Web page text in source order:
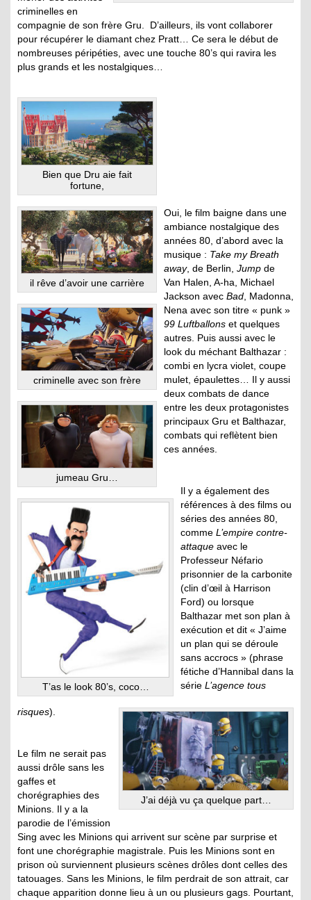
criminelles en
compagnie de son frère Gru. D’ailleurs, ils vont collaborer
pour récupérer le diamant chez Pratt… Ce sera le début de
nombreuses péripéties, avec une touche 80’s qui ravira les
plus grands et les nostalgiques…
Bien que Dru aie fait
fortune,
il rêve d’avoir une carrière
criminelle avec son frère
jumeau Gru…
T’as le look 80’s, coco…
Oui, le film baigne dans une
ambiance nostalgique des
années 80, d’abord avec la
musique : Take my Breath
away, de Berlin, Jump de
Van Halen, A-ha, Michael
Jackson avec Bad, Madonna,
Nena avec son titre « punk »
99 Luftballons et quelques
autres. Puis aussi avec le
look du méchant Balthazar :
combi en lycra violet, coupe
mulet, épaulettes… Il y aussi
deux combats de dance
entre les deux protagonistes
principaux Gru et Balthazar,
combats qui reflètent bien
ces années.
J’ai déjà vu ça quelque part…
Il y a également des
références à des films ou
séries des années 80,
comme L’empire contre-
attaque avec le
Professeur Néfario
prisonnier de la carbonite
(clin d’œil à Harrison
Ford) ou lorsque
Balthazar met son plan à
exécution et dit « J’aime
un plan qui se déroule
sans accrocs » (phrase
fétiche d’Hannibal dans la
série L’agence tous
risques).
Le film ne serait pas
aussi drôle sans les
gaffes et
chorégraphies des
Minions. Il y a la
parodie de l’émission
Sing avec les Minions qui arrivent sur scène par surprise et
font une chorégraphie magistrale. Puis les Minions sont en
prison où surviennent plusieurs scènes drôles dont celles des
tatouages. Sans les Minions, le film perdrait de son attrait, car
chaque apparition donne lieu à un ou plusieurs gags. Pourtant,